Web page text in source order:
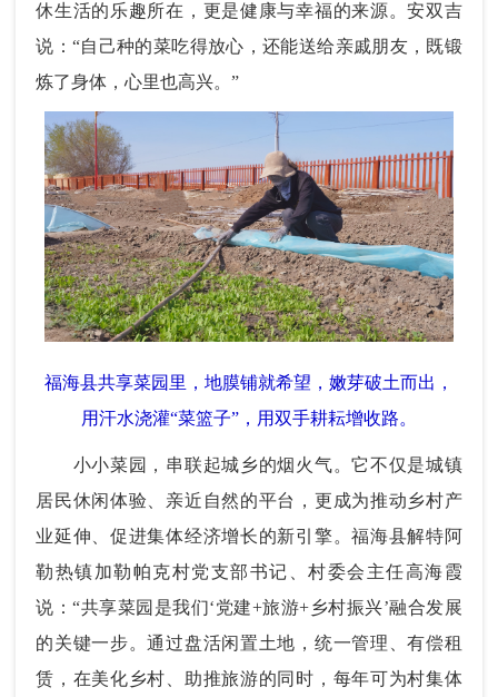
休生活的乐趣所在，更是健康与幸福的来源。安双吉
说：“自己种的菜吃得放心，还能送给亲戚朋友，既锻
炼了身体，心里也高兴。”
福海县共享菜园里，地膜铺就希望，嫩芽破土而出，
用汗水浇灌“菜篮子”，用双手耕耘增收路。
小小菜园，串联起城乡的烟火气。它不仅是城镇
居民休闲体验、亲近自然的平台，更成为推动乡村产
业延伸、促进集体经济增长的新引擎。福海县解特阿
勒热镇加勒帕克村党支部书记、村委会主任高海霞
说：“共享菜园是我们‘党建+旅游+乡村振兴’融合发展
的关键一步。通过盘活闲置土地，统一管理、有偿租
赁，在美化乡村、助推旅游的同时，每年可为村集体